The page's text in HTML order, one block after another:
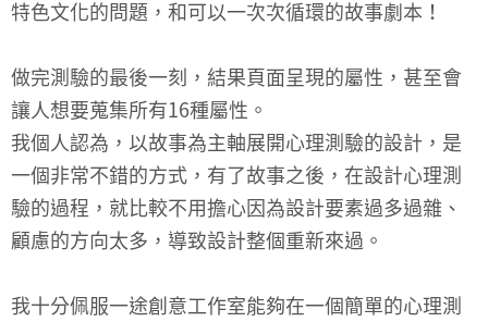
特色文化的問題，和可以一次次循環的故事劇本！
做完測驗的最後一刻，結果頁面呈現的屬性，甚至會
讓人想要蒐集所有16種屬性。
我個人認為，以故事為主軸展開心理測驗的設計，是
一個非常不錯的方式，有了故事之後，在設計心理測
驗的過程，就比較不用擔心因為設計要素過多過雜、
顧慮的方向太多，導致設計整個重新來過。
我十分佩服一途創意工作室能夠在一個簡單的心理測